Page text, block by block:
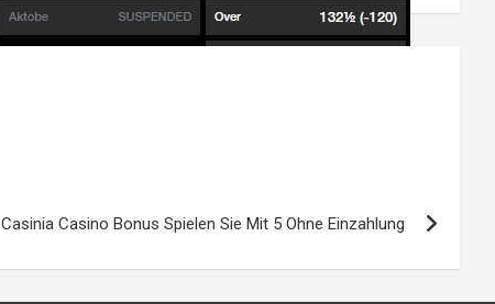
Casinia Casino Bonus Spielen Sie Mit 5 Ohne Einzahlung